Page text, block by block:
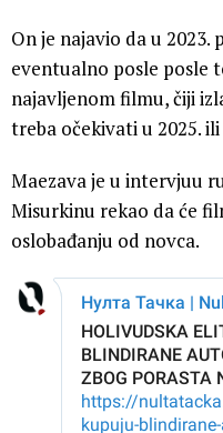
On je najavio da u 2023.
eventualno posle posle
najavljenom filmu, čiji
treba očekivati u 2025. ili
Maezava je u intervjuu
Misurkinu rekao da će
oslobađanju od novca.